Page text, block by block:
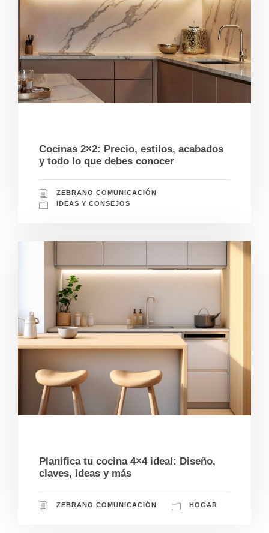
Cocinas 2×2: Precio, estilos, acabados
y todo lo que debes conocer
ZEBRANO COMUNICACIÓN
IDEAS Y CONSEJOS
Planifica tu cocina 4×4 ideal: Diseño,
claves, ideas y más
ZEBRANO COMUNICACIÓN HOGAR